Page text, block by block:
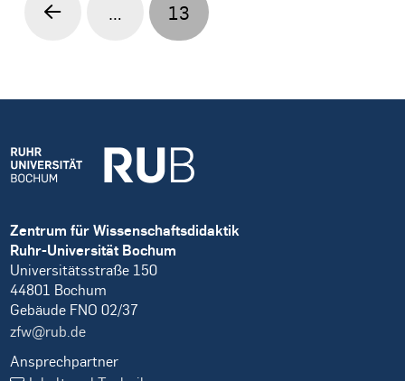
Prev … 13
Zentrum für Wissenschaftsdidaktik
Ruhr-Universität Bochum
Universitätsstraße 150
44801 Bochum
Gebäude FNO 02/37
zfw@rub.de
Ansprechpartner